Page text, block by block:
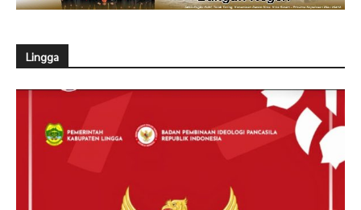
Lingga